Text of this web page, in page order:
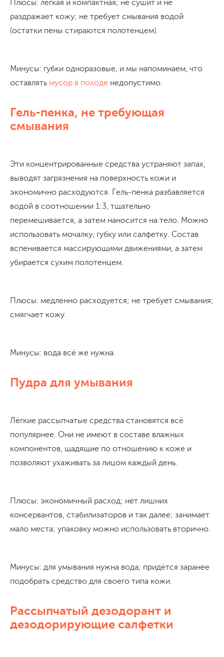
Плюсы: лёгкая и компактная; не сушит и не
раздражает кожу; не требует смывания водой
(остатки пены стираются полотенцем).
Минусы: губки одноразовые, и мы напоминаем, что
оставлять мусор в походе недопустимо.
Гель-пенка, не требующая
смывания
Эти концентрированные средства устраняют запах,
выводят загрязнения на поверхность кожи и
экономично расходуются. Гель-пенка разбавляется
водой в соотношении 1:3, тщательно
перемешивается, а затем наносится на тело. Можно
использовать мочалку, губку или салфетку. Состав
вспенивается массирующими движениями, а затем
убирается сухим полотенцем.
Плюсы: медленно расходуется; не требует смывания;
смягчает кожу.
Минусы: вода всё же нужна.
Пудра для умывания
Лёгкие рассыпчатые средства становятся всё
популярнее. Они не имеют в составе влажных
компонентов, щадящие по отношению к коже и
позволяют ухаживать за лицом каждый день.
Плюсы: экономичный расход; нет лишних
консервантов, стабилизаторов и так далее; занимает
мало места; упаковку можно использовать вторично.
Минусы: для умывания нужна вода; придётся заранее
подобрать средство для своего типа кожи.
Рассыпчатый дезодорант и
дезодорирующие салфетки